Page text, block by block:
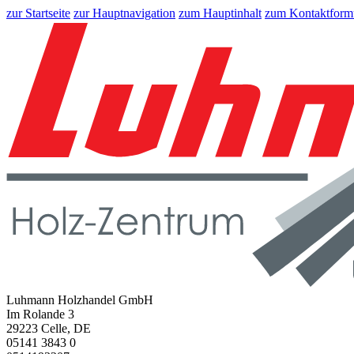
zur Startseite zur Hauptnavigation zum Hauptinhalt zum
Luhmann Holzhandel GmbH
Im Rolande 3
29223 Celle, DE
05141 3843 0